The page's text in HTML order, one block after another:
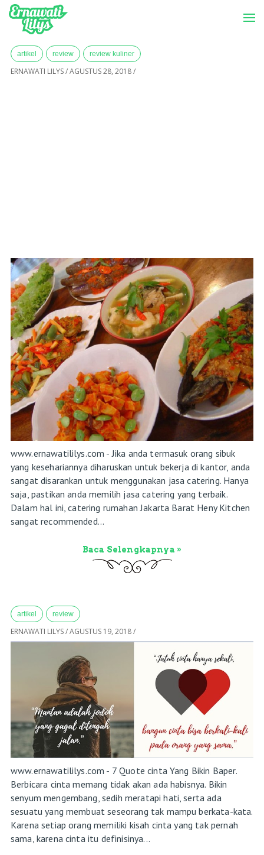
-->
Home»Archives for Agustus 2018
artikel review review kuliner
ERNAWATI LILYS/AGUSTUS 28, 2018/
www.ernawatililys.com - Jika anda termasuk orang sibuk
yang kesehariannya diharuskan untuk bekerja di kantor, anda
sangat disarankan untuk menggunakan jasa catering. Hanya
saja, pastikan anda memilih jasa catering yang terbaik.
Dalam hal ini, catering rumahan Jakarta Barat Heny Kitchen
sangat recommended...
Baca Selengkapnya »
artikel review
ERNAWATI LILYS/AGUSTUS 19, 2018/
www.ernawatililys.com - 7 Quote cinta Yang Bikin Baper.
Berbicara cinta memang tidak akan ada habisnya. Bikin
senyum mengembang, sedih meratapi hati, serta ada
sesuatu yang membuat seseorang tak mampu berkata-kata.
Karena setiap orang memiliki kisah cinta yang tak pernah
sama, karena cinta itu definisinya...